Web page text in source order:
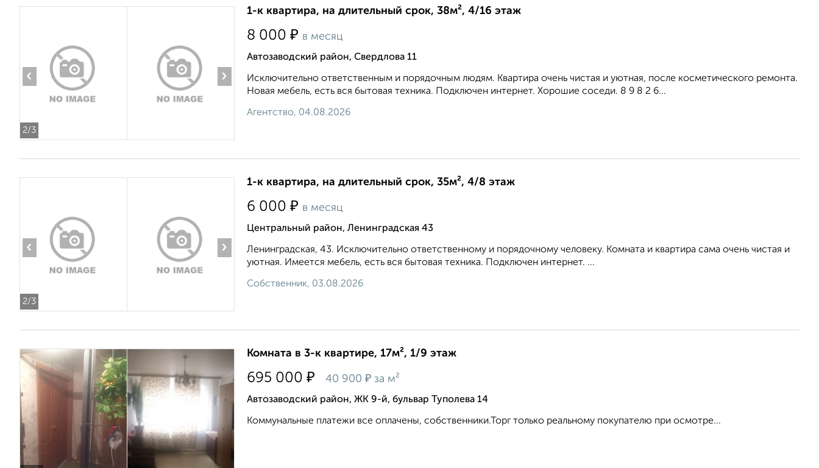
2/3
‹ ›
1-к квартира, на длительный срок, 38м², 4/16 этаж
8 000 ₽ в месяц
Автозаводский район, Свердлова 11
Исключительно ответственным и порядочным людям. Квартира очень чистая и уютная, после косметического ремонта.
Новая мебель, есть вся бытовая техника. Подключен интернет. Хорошие соседи. 8 9 8 2 6...
Агентство, 04.08.2026
2/3
‹ ›
1-к квартира, на длительный срок, 35м², 4/8 этаж
6 000 ₽ в месяц
Центральный район, Ленинградская 43
Ленинградская, 43. Исключительно ответственному и порядочному человеку. Комната и квартира сама очень чистая и
уютная. Имеется мебель, есть вся бытовая техника. Подключен интернет. ...
Собственник, 03.08.2026
Комната в 3-к квартире, 17м², 1/9 этаж
695 000 ₽ 40 900 ₽ за м²
Автозаводский район, ЖК 9-й, бульвар Туполева 14
Коммунальные платежи все оплачены, собственники.Торг только реальному покупателю при осмотре...